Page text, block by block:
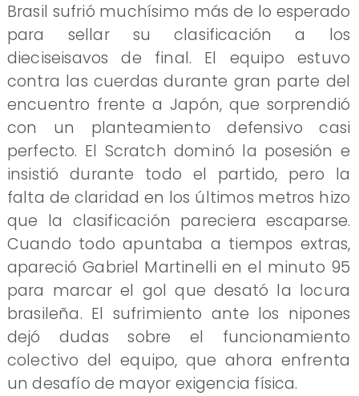
Brasil sufrió muchísimo más de lo esperado
para sellar su clasificación a los
dieciseisavos de final. El equipo estuvo
contra las cuerdas durante gran parte del
encuentro frente a Japón, que sorprendió
con un planteamiento defensivo casi
perfecto. El Scratch dominó la posesión e
insistió durante todo el partido, pero la
falta de claridad en los últimos metros hizo
que la clasificación pareciera escaparse.
Cuando todo apuntaba a tiempos extras,
apareció Gabriel Martinelli en el minuto 95
para marcar el gol que desató la locura
brasileña. El sufrimiento ante los nipones
dejó dudas sobre el funcionamiento
colectivo del equipo, que ahora enfrenta
un desafío de mayor exigencia física.